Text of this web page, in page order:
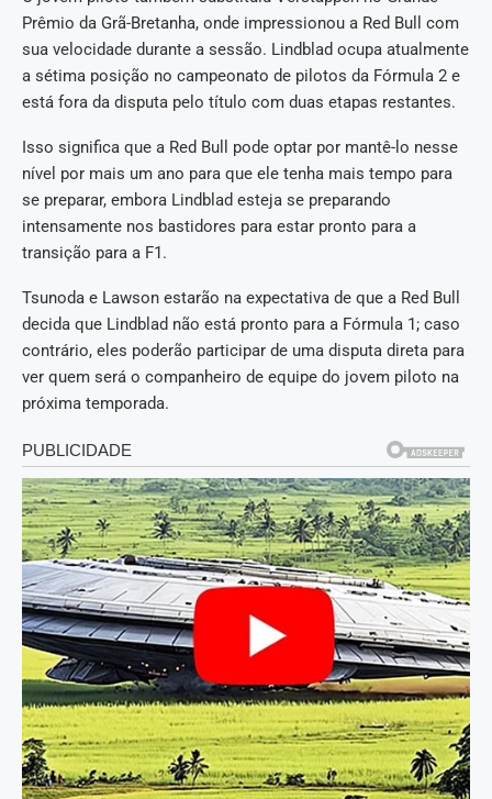
Prêmio da Grã-Bretanha, onde impressionou a Red Bull com
sua velocidade durante a sessão. Lindblad ocupa atualmente
a sétima posição no campeonato de pilotos da Fórmula 2 e
está fora da disputa pelo título com duas etapas restantes.
Isso significa que a Red Bull pode optar por mantê-lo nesse
nível por mais um ano para que ele tenha mais tempo para
se preparar, embora Lindblad esteja se preparando
intensamente nos bastidores para estar pronto para a
transição para a F1.
Tsunoda e Lawson estarão na expectativa de que a Red Bull
decida que Lindblad não está pronto para a Fórmula 1; caso
contrário, eles poderão participar de uma disputa direta para
ver quem será o companheiro de equipe do jovem piloto na
próxima temporada.